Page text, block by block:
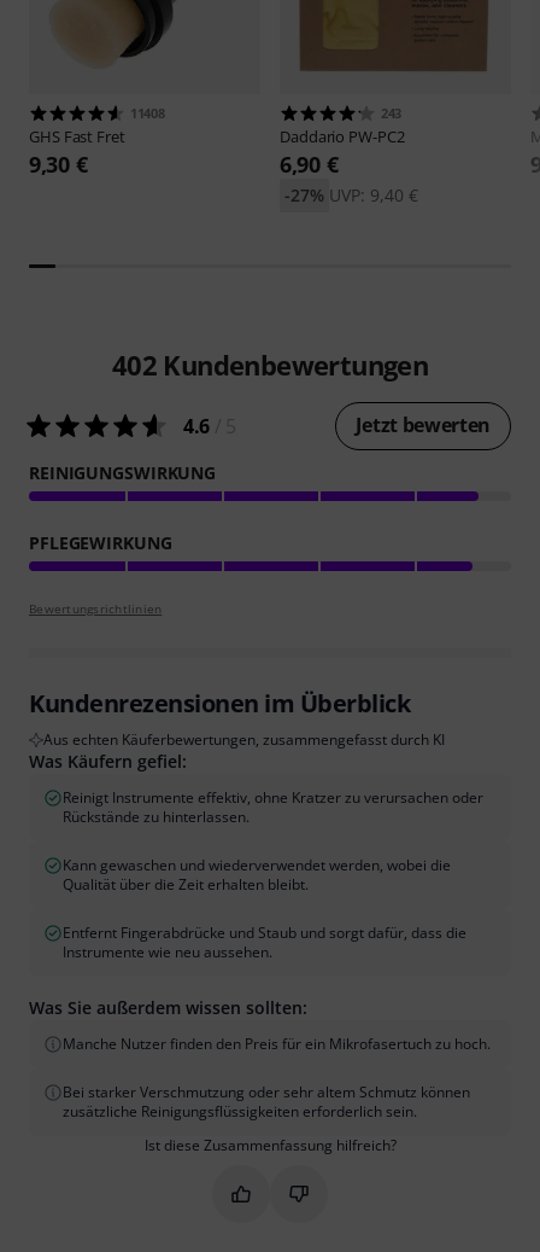
11408
GHS Fast Fret
9,30 €
243
Daddario PW-PC2
6,90 €
UVP: 9,40 €
-27%
402 Kundenbewertungen
4.6 Jetzt bewerten
REINIGUNGSWIRKUNG
PFLEGEWIRKUNG
Bewertungsrichtlinien
Kundenrezensionen im Überblick
Aus echten Käuferbewertungen, zusammengefasst durch KI
Was Käufern gefiel:
Reinigt Instrumente effektiv, ohne Kratzer zu verursachen oder
Rückstände zu hinterlassen.
Kann gewaschen und wiederverwendet werden, wobei die
Qualität über die Zeit erhalten bleibt.
Entfernt Fingerabdrücke und Staub und sorgt dafür, dass die
Instrumente wie neu aussehen.
Was Sie außerdem wissen sollten:
Manche Nutzer finden den Preis für ein Mikrofasertuch zu hoch.
Bei starker Verschmutzung oder sehr altem Schmutz können
zusätzliche Reinigungsflüssigkeiten erforderlich sein.
Ist diese Zusammenfassung hilfreich?
Markieren Sie diese
Markieren Sie diese